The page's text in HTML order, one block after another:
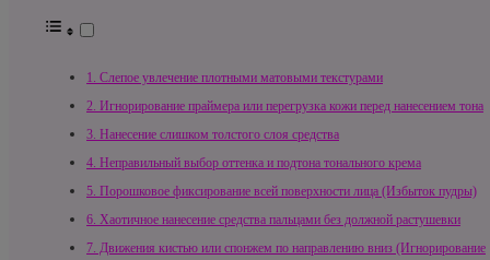
1. Слепое увлечение плотными матовыми текстурами
2. Игнорирование праймера или перегрузка кожи перед нанесением тона
3. Нанесение слишком толстого слоя средства
4. Неправильный выбор оттенка и подтона тонального крема
5. Порошковое фиксирование всей поверхности лица (Избыток пудры)
6. Хаотичное нанесение средства пальцами без должной растушевки
7. Движения кистью или спонжем по направлению вниз (Игнорирование